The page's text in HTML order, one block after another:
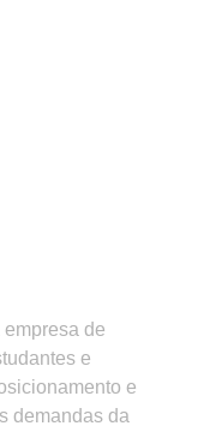
de
e
e
demandas da